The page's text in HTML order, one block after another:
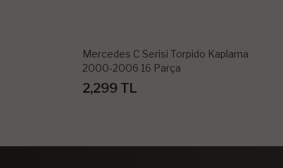
Mercedes C Serisi Torpido Kaplama
2000-2006 16 Parça
2,299 TL